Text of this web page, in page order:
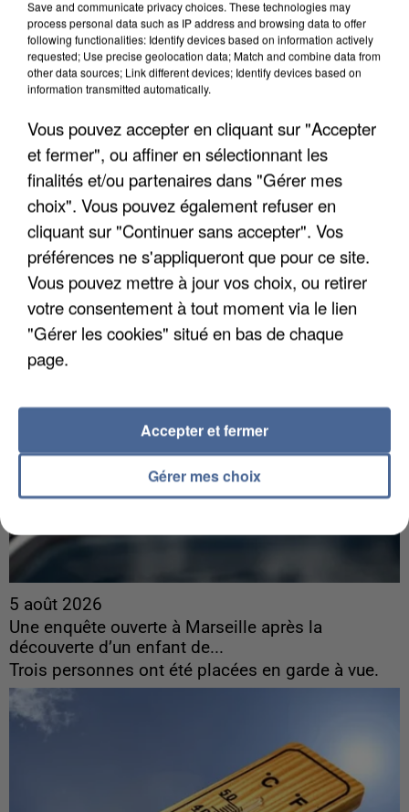
5 août 2026
L’un des fondateurs supposés de la DZ Mafia
interpellé en Algérie
Il est soupçonné d'y avoir mené ses opérations en
France.
5 août 2026
Une enquête ouverte à Marseille après la
découverte d’un enfant de...
Trois personnes ont été placées en garde à vue.
Save and communicate privacy choices. These technologies may
process personal data such as IP address and browsing data to offer
following functionalities: Identify devices based on information actively
requested; Use precise geolocation data; Match and combine data from
other data sources; Link different devices; Identify devices based on
information transmitted automatically.
Vous pouvez accepter en cliquant sur "Accepter
et fermer", ou affiner en sélectionnant les
finalités et/ou partenaires dans "Gérer mes
choix". Vous pouvez également refuser en
cliquant sur "Continuer sans accepter". Vos
préférences ne s'appliqueront que pour ce site.
Vous pouvez mettre à jour vos choix, ou retirer
votre consentement à tout moment via le lien
"Gérer les cookies" situé en bas de chaque
page.
Gérer mes choix
Accepter et fermer